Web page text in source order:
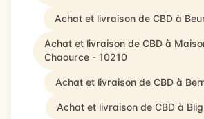
Achat et livraison de CBD à
Achat et livraison de CBD à
Chaource - 10210
Achat et livraison de CBD à
Achat et livraison de CBD à